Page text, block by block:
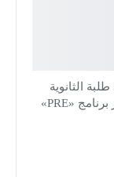
الثانوية
للحياة الجامعية عبر برنامج «PRE»